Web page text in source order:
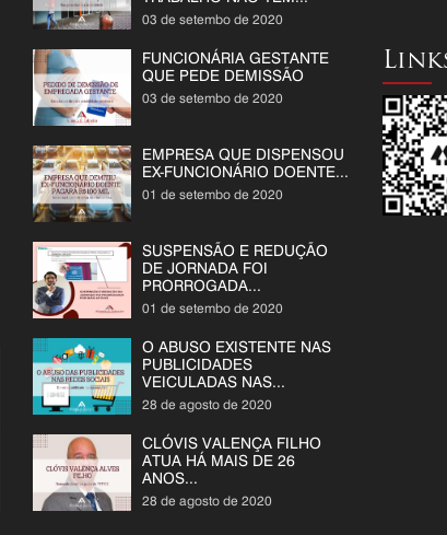
03 de setembo de 2020
FUNCIONÁRIA GESTANTE
QUE PEDE DEMISSÃO
03 de setembo de 2020
EMPRESA QUE DISPENSOU
EX-FUNCIONÁRIO DOENTE...
01 de setembo de 2020
SUSPENSÃO E REDUÇÃO
DE JORNADA FOI
PRORROGADA...
01 de setembo de 2020
O ABUSO EXISTENTE NAS
PUBLICIDADES
VEICULADAS NAS...
28 de agosto de 2020
CLÓVIS VALENÇA FILHO
ATUA HÁ MAIS DE 26
ANOS...
28 de agosto de 2020